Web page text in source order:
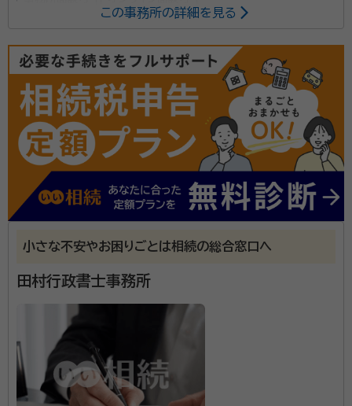
寺岡克彦
行政書士・ＣＦＰ
経歴：
兵庫県神戸市出身、甲南大学法学部卒
事務所口コミ（抜粋）：
account_circle 満足度 5.0
ご利用時期：2026/2
面談の感想
自宅まで来ていただけて話も分からないところは、しっかりと教えて頂け
ました。
絡して早めの対応で反応していただけていますので安心しております。
顧客の利益を最大に！がモットーです。 家族信託・終活
（老いじたく）や相続手続をメインにしております。お客
様の利益を一番に考えたご提案をさせていただきま
す。もめない相続、スムースな手続きを目指しておりま
す。お気軽にご相談くださいませ。 ＜寺岡克彦＞ 神戸
市 生まれ 大手外資系生命保険会社を経て 「より専門
資格等： 行政書士・ＣＦＰ
この事務所の詳細を見る
小さな不安やお困りごとは相続の総合窓口へ
田村行政書士事務所